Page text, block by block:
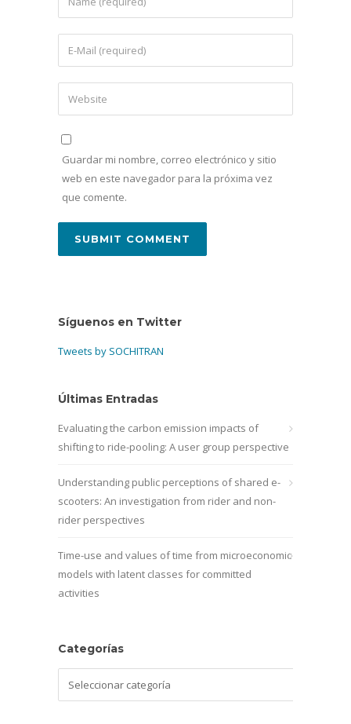
Guardar mi nombre, correo electrónico y sitio
web en este navegador para la próxima vez
que comente.
Síguenos en Twitter
Tweets by SOCHITRAN
Últimas Entradas
Evaluating the carbon emission impacts of
shifting to ride-pooling: A user group perspective
Understanding public perceptions of shared e-
scooters: An investigation from rider and non-
rider perspectives
Time-use and values of time from microeconomic
models with latent classes for committed
activities
Categorías